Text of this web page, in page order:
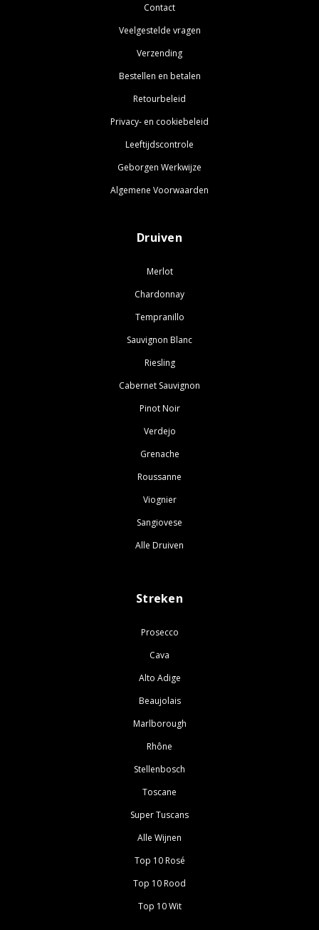
Contact
Veelgestelde vragen
Verzending
Bestellen en betalen
Retourbeleid
Privacy- en cookiebeleid
Leeftijdscontrole
Geborgen Werkwijze
Algemene Voorwaarden
Druiven
Merlot
Chardonnay
Tempranillo
Sauvignon Blanc
Riesling
Cabernet Sauvignon
Pinot Noir
Verdejo
Grenache
Roussanne
Viognier
Sangiovese
Alle Druiven
Streken
Prosecco
Cava
Alto Adige
Beaujolais
Marlborough
Rhône
Stellenbosch
Toscane
Super Tuscans
Alle Wijnen
Top 10 Rosé
Top 10 Rood
Top 10 Wit